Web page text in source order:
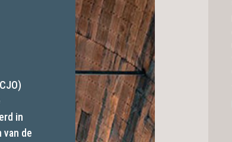
in
van de